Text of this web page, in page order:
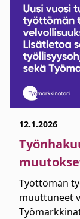
12.1.2026
Työttömän
muuttuneet